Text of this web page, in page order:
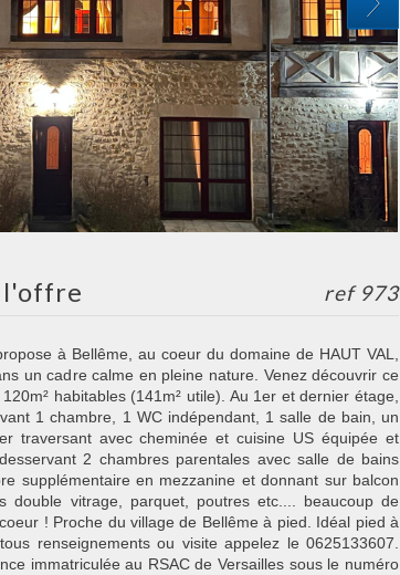
l'offre ref 973
à Bellême, au coeur du domaine de HAUT VAL,
un cadre calme en pleine nature. Venez découvrir ce
habitables (141m² utile). Au 1er et dernier étage,
1 chambre, 1 WC indépendant, 1 salle de bain, un
traversant avec cheminée et cuisine US équipée et
2 chambres parentales avec salle de bains
supplémentaire en mezzanine et donnant sur balcon
double vitrage, parquet, poutres etc.... beaucoup de
! Proche du village de Bellême à pied. Idéal pied à
renseignements ou visite appelez le 0625133607.
immatriculée au RSAC de Versailles sous le numéro